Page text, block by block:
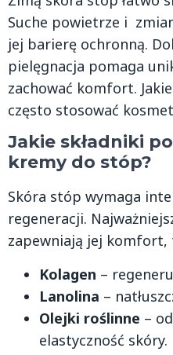
Suche powietrze i
jej barierę ochronną.
pielęgnacja pomaga
zachować komfort.
często stosować
Jakie składniki
kremy do stóp?
Skóra stóp wymaga
regeneracji.
zapewniają jej komfort,
Kolagen –
Lanolina –
Olejki roślinne –
elastyczność skóry.